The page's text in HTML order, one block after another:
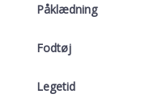
Påklædning
Fodtøj
Legetid